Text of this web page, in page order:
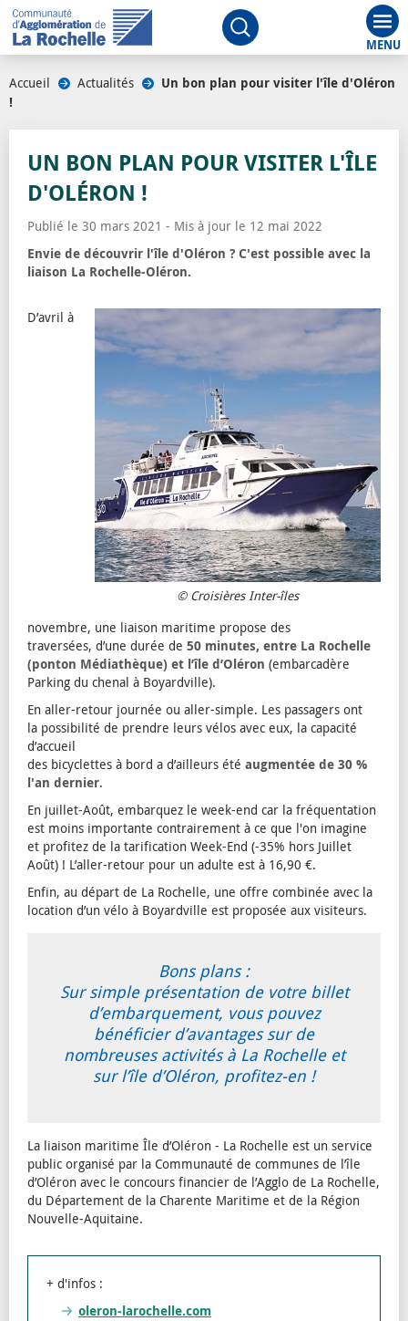
Ouvrir le moteur de
Accueil Actualités
Un bon plan pour visiter l'île d'Oléron
!
UN BON PLAN POUR VISITER L'ÎLE
D'OLÉRON !
Publié le 30 mars 2021 - Mis à jour le 12 mai 2022
Envie de découvrir l'île d'Oléron ? C'est possible avec la
liaison La Rochelle-Oléron.
© Croisières Inter-îles
D’avril à
novembre, une liaison maritime propose des
traversées, d’une durée de 50 minutes, entre La Rochelle
(ponton Médiathèque) et l’île d’Oléron (embarcadère
Parking du chenal à Boyardville).
En aller-retour journée ou aller-simple. Les passagers ont
la possibilité de prendre leurs vélos avec eux, la capacité
d’accueil
des bicyclettes à bord a d’ailleurs été augmentée de 30 %
l'an dernier.
En juillet-Août, embarquez le week-end car la fréquentation
est moins importante contrairement à ce que l'on imagine
et profitez de la tarification Week-End (-35% hors Juillet
Août) ! L’aller-retour pour un adulte est à 16,90 €.
Enfin, au départ de La Rochelle, une offre combinée avec la
location d’un vélo à Boyardville est proposée aux visiteurs.
Bons plans :
Sur simple présentation de votre billet
d’embarquement, vous pouvez
bénéficier d’avantages sur de
nombreuses activités à La Rochelle et
sur l’île d’Oléron, profitez-en !
La liaison maritime Île d’Oléron - La Rochelle est un service
public organisé par la Communauté de communes de l’île
d’Oléron avec le concours financier de l’Agglo de La Rochelle,
du Département de la Charente Maritime et de la Région
Nouvelle-Aquitaine.
+ d'infos :
oleron-larochelle.com